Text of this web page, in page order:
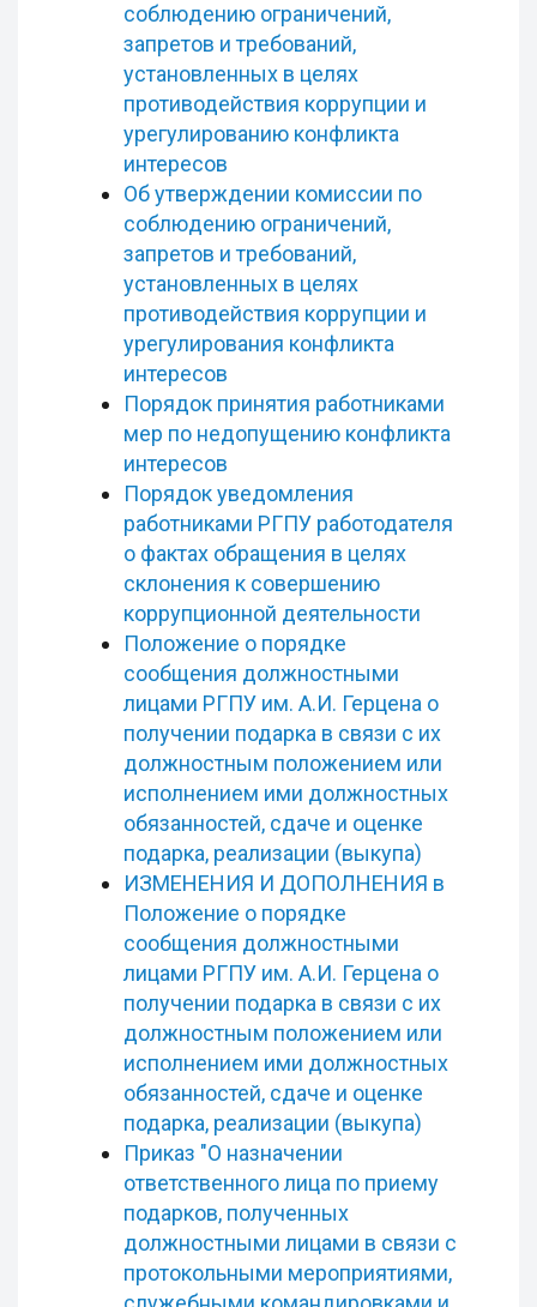
соблюдению ограничений,
запретов и требований,
установленных в целях
противодействия коррупции и
урегулированию конфликта
интересов
Об утверждении комиссии по
соблюдению ограничений,
запретов и требований,
установленных в целях
противодействия коррупции и
урегулирования конфликта
интересов
Порядок принятия работниками
мер по недопущению конфликта
интересов
Порядок уведомления
работниками РГПУ работодателя
о фактах обращения в целях
склонения к совершению
коррупционной деятельности
Положение о порядке
сообщения должностными
лицами РГПУ им. А.И. Герцена о
получении подарка в связи с их
должностным положением или
исполнением ими должностных
обязанностей, сдаче и оценке
подарка, реализации (выкупа)
ИЗМЕНЕНИЯ И ДОПОЛНЕНИЯ в
Положение о порядке
сообщения должностными
лицами РГПУ им. А.И. Герцена о
получении подарка в связи с их
должностным положением или
исполнением ими должностных
обязанностей, сдаче и оценке
подарка, реализации (выкупа)
Приказ "О назначении
ответственного лица по приему
подарков, полученных
должностными лицами в связи с
протокольными мероприятиями,